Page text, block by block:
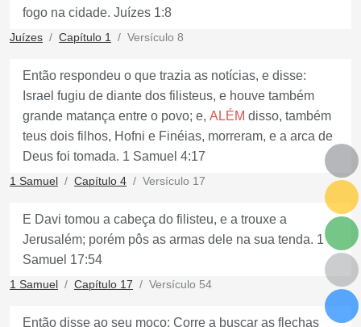
fogo na cidade. Juízes 1:8
Juízes Capítulo 1 Versículo 8
Então respondeu o que trazia as notícias, e disse:
Israel fugiu de diante dos filisteus, e houve também
grande matança entre o povo; e, ALÉM disso, também
teus dois filhos, Hofni e Finéias, morreram, e a arca de
Deus foi tomada. 1 Samuel 4:17
1 Samuel Capítulo 4 Versículo 17
E Davi tomou a cabeça do filisteu, e a trouxe a
Jerusalém; porém pôs as armas dele na sua tenda. 1
Samuel 17:54
1 Samuel Capítulo 17 Versículo 54
Então disse ao seu moço: Corre a buscar as flechas